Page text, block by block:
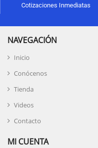
Cotizaciones Inmediatas
NAVEGACIÓN
Inicio
Conócenos
Tienda
Videos
Contacto
MI CUENTA